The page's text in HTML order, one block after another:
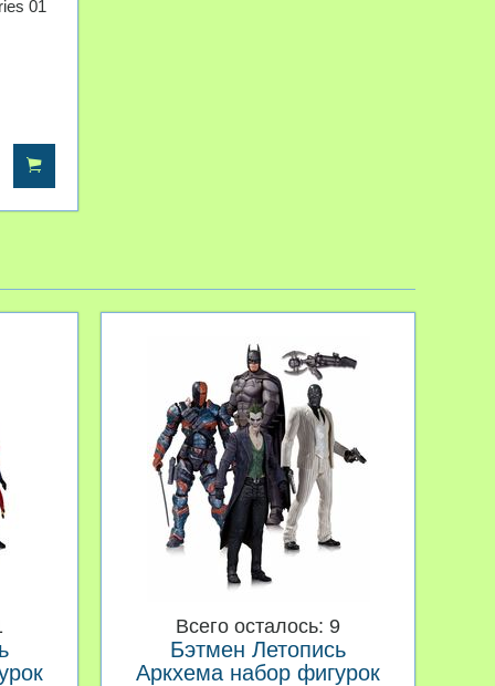
01
Всего осталось: 9
Бэтмен Летопись
Аркхема набор фигурок